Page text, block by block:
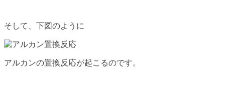
そして、下図のように
アルカンの置換反応が起こるのです。